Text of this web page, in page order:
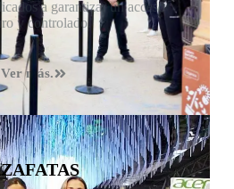
a garantizar un acceso
y controlado.
Ver más.